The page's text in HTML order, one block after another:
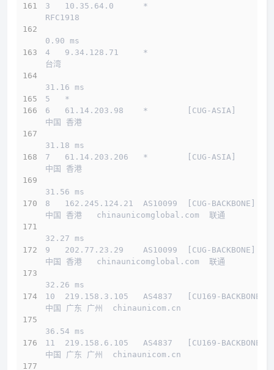
3   10.35.64.0      *
RFC1918
0.90 ms
4   9.34.128.71     *
台湾
31.16 ms
5   *
6   61.14.203.98    *        [CUG-ASIA]
中国 香港
31.18 ms
7   61.14.203.206   *        [CUG-ASIA]
中国 香港
31.56 ms
8   162.245.124.21  AS10099  [CUG-BACKBONE]
中国 香港   chinaunicomglobal.com  联通
32.27 ms
9   202.77.23.29    AS10099  [CUG-BACKBONE]
中国 香港   chinaunicomglobal.com  联通
32.26 ms
10  219.158.3.105   AS4837   [CU169-BACKBONE]
中国 广东 广州  chinaunicom.cn
36.54 ms
11  219.158.6.105   AS4837   [CU169-BACKBONE]
中国 广东 广州  chinaunicom.cn